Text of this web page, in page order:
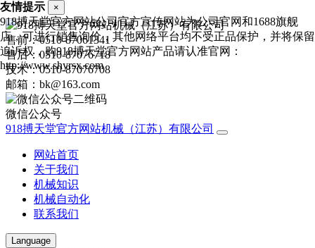
售前：0510-87061341
售后：0510-87076718
技术：0510-87076708
邮箱：bk@163.com
微信公众号
918搏天堂官方网站机械（江苏）有限公司
网站首页
关于我们
机械知识
机械自动化
联系我们
Language
友情提示 ×
918搏天堂官方网站公司官方宣传网站为公司官网和1688旗舰
店，可进行销售询价，其他网络平台均不受正品保护，并将保留
追诉权，购918搏天堂官方网站产品请认准官网：
http://www.shyrsx.com